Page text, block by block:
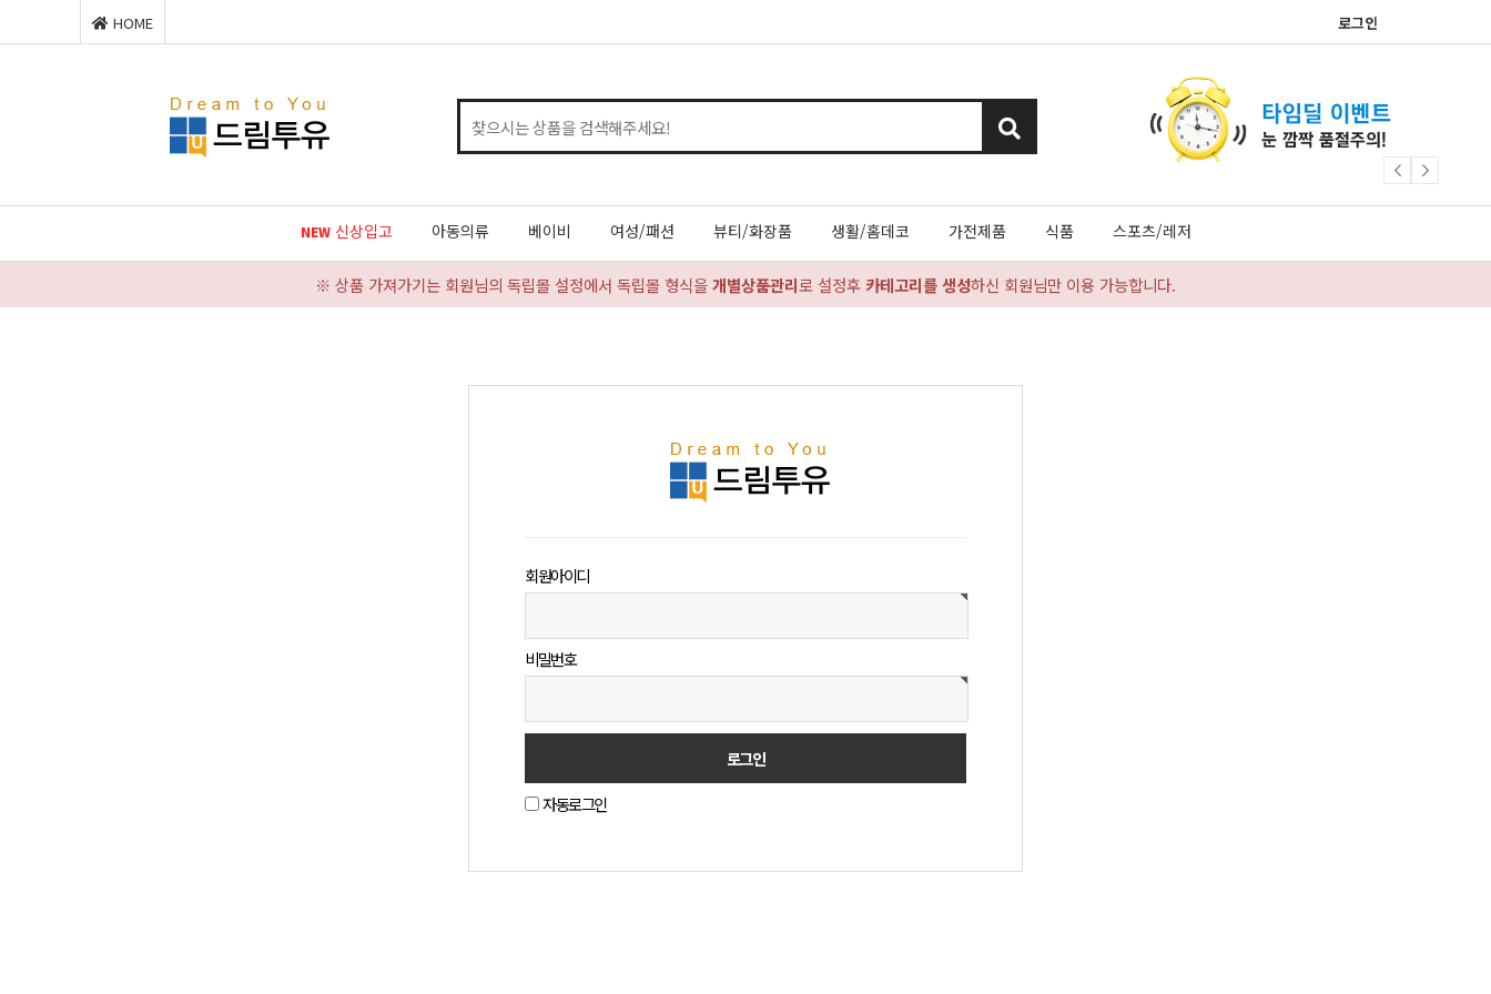
로그인
HOME
NEW신상입고 아동의류 베이비 여성/패션 뷰티/화장품 생활/홈데코 가전제품 식품 스포츠/레저
※ 상품 가져가기는 회원님의 독립몰 설정에서 독립몰 형식을개별상품관리로 설정후 카테고리를 생성하신 회원님만 이용 가능합니다.
회원아이디
비밀번호
자동로그인